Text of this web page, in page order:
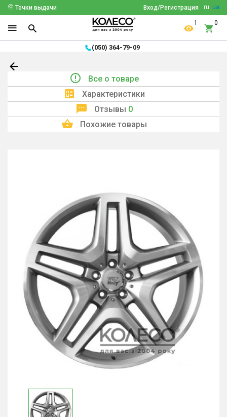
ru ua
Вход/Регистрация
Точки выдачи
1 0
(050) 364-79-09
Все о товаре
Характеристики
Отзывы 0
Похожие товары